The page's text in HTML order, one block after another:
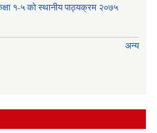
१-५ को स्थानीय पाठ्यक्रम २०७५
अन्य